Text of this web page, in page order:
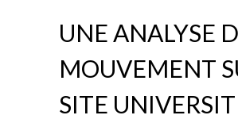
UNE ANALYSE
MOUVEMENT
SITE